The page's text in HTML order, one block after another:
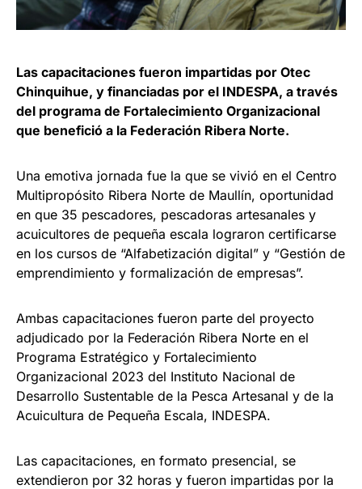
Las capacitaciones fueron impartidas por Otec
Chinquihue, y financiadas por el INDESPA, a través
del programa de Fortalecimiento Organizacional
que benefició a la Federación Ribera Norte.
Una emotiva jornada fue la que se vivió en el Centro
Multipropósito Ribera Norte de Maullín, oportunidad
en que 35 pescadores, pescadoras artesanales y
acuicultores de pequeña escala lograron certificarse
en los cursos de “Alfabetización digital” y “Gestión de
emprendimiento y formalización de empresas”.
Ambas capacitaciones fueron parte del proyecto
adjudicado por la Federación Ribera Norte en el
Programa Estratégico y Fortalecimiento
Organizacional 2023 del Instituto Nacional de
Desarrollo Sustentable de la Pesca Artesanal y de la
Acuicultura de Pequeña Escala, INDESPA.
Las capacitaciones, en formato presencial, se
extendieron por 32 horas y fueron impartidas por la